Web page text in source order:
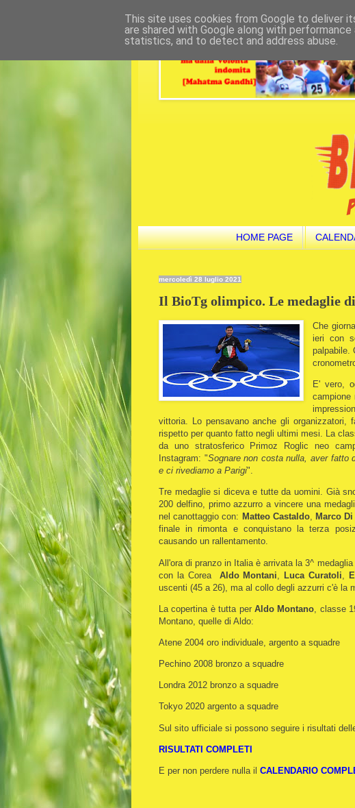
HOME PAGE
mercoledì 28 luglio 2021
Il BioTg olimpico. Le medaglie
Che
ieri con
palpabile.
E' vero,
vittoria. Lo pensavano anche gli organizzatori,
rispetto per quanto fatto negli ultimi mesi. La
da uno stratosferico Primoz Roglic neo
Instagram: "Sognare non costa nulla, aver fatto
e ci rivediamo a Parigi".
Tre medaglie si diceva e tutte da uomini. Già
200 delfino, primo azzurro a vincere una
nel canottaggio con: Matteo Castaldo, Marco
finale in rimonta e conquistano la terza
causando un rallentamento.
All'ora di pranzo in Italia è arrivata la 3^
con la Corea Aldo Montani Luca Curatoli
uscenti (45 a 26), ma al collo degli azzurri c'è la
La copertina è tutta perAldo Montano , classe
Montano, quelle di Aldo:
Atene 2004 oro individuale, argento a squadre
Pechino 2008 bronzo a squadre
Londra 2012 bronzo a squadre
Tokyo 2020 argento a squadre
Sul sito ufficiale si possono seguire i risultati
RISULTATI COMPLETI
E per non perdere nulla il CALENDARIO
This site uses cookies from Google to deliver
are shared with Google along with
statistics, and to detect and address abuse.